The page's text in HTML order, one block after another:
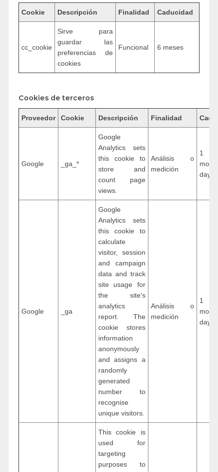
Cookie Descripción Finalidad Caducidad
cc_cookie
Sirve para
guardar las
preferencias de
cookies
Funcional 6 meses
Cookies de terceros
Proveedor Cookie Descripción Finalidad
Google _ga_*
Google
Analytics sets
this cookie to
store and
count page
views.
Análisis o
medición
1
days
Google _ga
Google
Analytics sets
this cookie to
calculate
visitor, session
and campaign
data and track
site usage for
the site's
analytics
report. The
cookie stores
information
anonymously
and assigns a
randomly
generated
number to
recognise
unique visitors.
Análisis o
medición
1
days
This cookie is
used for
targeting
purposes to